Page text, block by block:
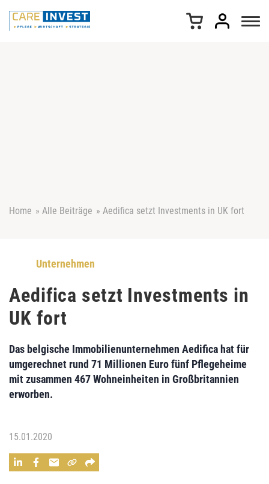
Home » Alle Beiträge » Aedifica setzt Investments in UK fort
Unternehmen
Aedifica setzt Investments in
UK fort
Das belgische Immobilienunternehmen Aedifica hat für
umgerechnet rund 71 Millionen Euro fünf Pflegeheime
mit zusammen 467 Wohneinheiten in Großbritannien
erworben.
15.01.2020